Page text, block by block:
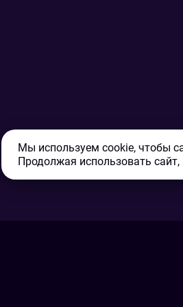
Мы используем cookie, чтобы
Продолжая использовать